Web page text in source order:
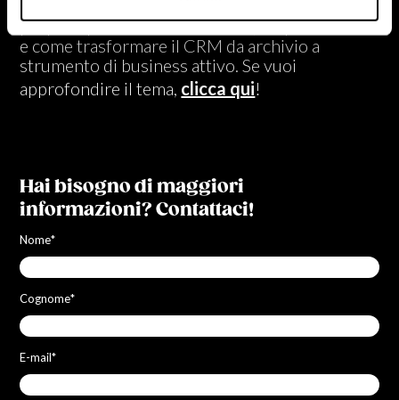
Nel nostro prossimo webinar affrontiamo
proprio questi temi: definizioni, responsabilità
e come trasformare il CRM da archivio a
strumento di business attivo. Se vuoi
approfondire il tema, clicca qui!
Hai bisogno di maggiori
informazioni? Contattaci!
Nome*
Cognome*
E-mail*